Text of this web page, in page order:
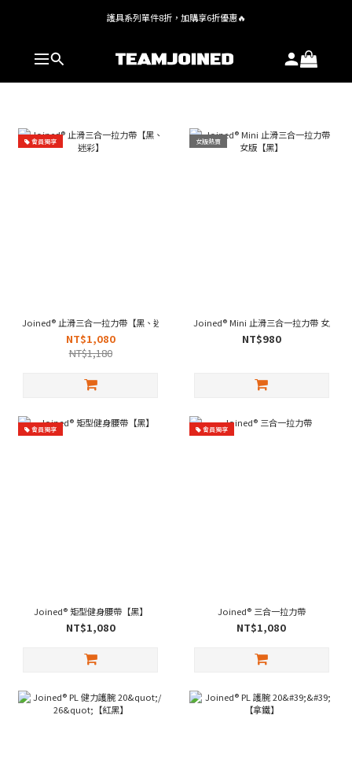
全館 $1,380 即享免運
護具系列單件8折，加購享6折優惠🔥
全館 $1,380 即享免運
會員獨享
Joined® 止滑三合一拉力帶【黑、迷彩】
NT$1,080
NT$1,180
女版熱賣
Joined® Mini 止滑三合一拉力帶 女版【
NT$980
會員獨享
Joined® 矩型健身腰帶【黑】
NT$1,080
會員獨享
Joined® 三合一拉力帶
NT$1,080